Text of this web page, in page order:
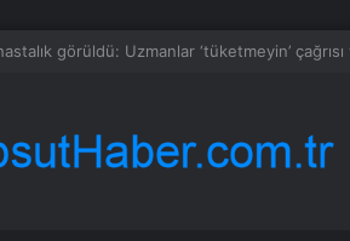
değişti: Tam 16 kat büyüdü